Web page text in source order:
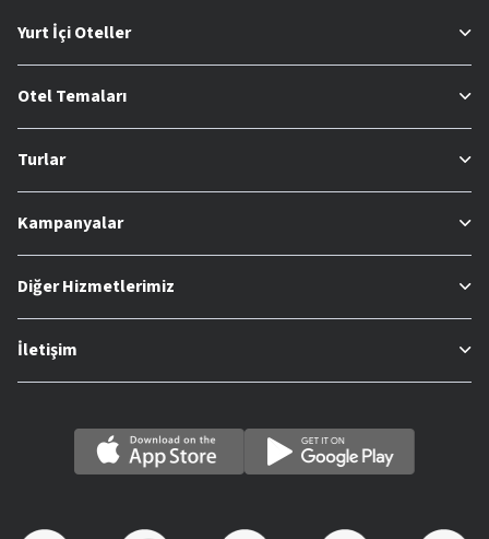
Yurt İçi Oteller
Otel Temaları
Turlar
Kampanyalar
Diğer Hizmetlerimiz
İletişim